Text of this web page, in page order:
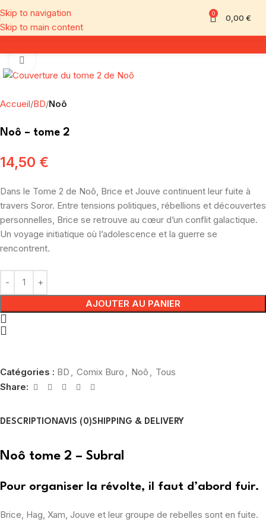
Skip to navigation
Skip to main content
0 0,00 €
Accueil BD Noô
Noô – tome 2
14,50 €
Dans le Tome 2 de Noô, Brice et Jouve continuent leur fuite à
travers Soror. Entre tensions politiques, rébellions et découvertes
personnelles, Brice se retrouve au cœur d’un conflit galactique.
Un voyage initiatique où l’adolescence et la guerre se
rencontrent.
AJOUTER AU PANIER
Catégories : BD , Comix Buro , Noô , Tous
Share:
DESCRIPTION AVIS (0)SHIPPING & DELIVERY
Noô tome 2 – Subral
Pour organiser la révolte, il faut d’abord fuir.
Brice, Hag, Xam, Jouve et leur groupe de rebelles sont en fuite.